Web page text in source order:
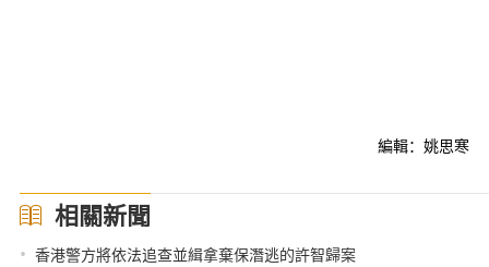
編輯：姚思寒
相關新聞
• 香港警方將依法追查並緝拿棄保潛逃的許智歸案